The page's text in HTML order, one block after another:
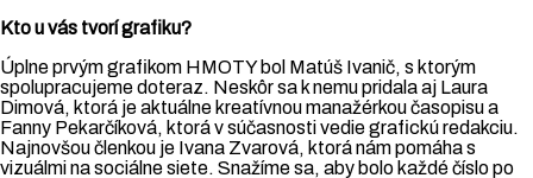
Kto u vás tvorígrafiku?
Úplne prvým grafikom HMOTY bol Matúš Ivanič, s ktorým
spolupracujeme doteraz. Neskôr sa k nemu pridala aj Laura
Dimová, ktorá je aktuálne kreatívnou manažérkou časopisu a
Fanny Pekarčíková, ktorá v súčasnosti vedie grafickú redakciu.
Najnovšou členkou je Ivana Zvarová, ktorá nám pomáha s
vizuálmi na sociálne siete. Snažíme sa, aby bolo každé číslo po